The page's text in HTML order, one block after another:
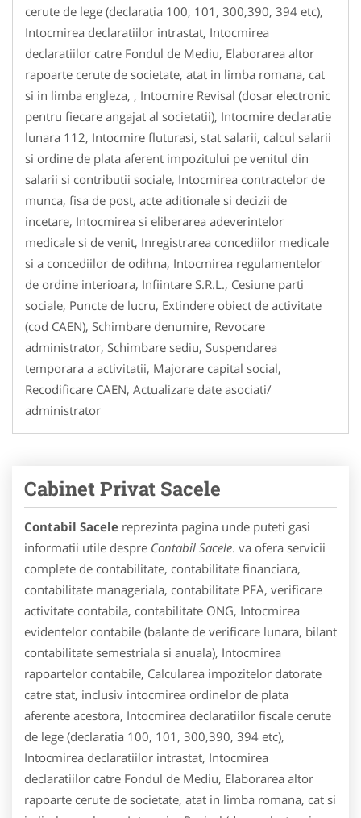
cerute de lege (declaratia 100, 101, 300,390, 394 etc),
Intocmirea declaratiilor intrastat, Intocmirea
declaratiilor catre Fondul de Mediu, Elaborarea altor
rapoarte cerute de societate, atat in limba romana, cat
si in limba engleza, , Intocmire Revisal (dosar electronic
pentru fiecare angajat al societatii), Intocmire declaratie
lunara 112, Intocmire fluturasi, stat salarii, calcul salarii
si ordine de plata aferent impozitului pe venitul din
salarii si contributii sociale, Intocmirea contractelor de
munca, fisa de post, acte aditionale si decizii de
incetare, Intocmirea si eliberarea adeverintelor
medicale si de venit, Inregistrarea concediilor medicale
si a concediilor de odihna, Intocmirea regulamentelor
de ordine interioara, Infiintare S.R.L., Cesiune parti
sociale, Puncte de lucru, Extindere obiect de activitate
(cod CAEN), Schimbare denumire, Revocare
administrator, Schimbare sediu, Suspendarea
temporara a activitatii, Majorare capital social,
Recodificare CAEN, Actualizare date asociati/
administrator
Cabinet Privat Sacele
Contabil Sacele reprezinta pagina unde puteti gasi
informatii utile despre Contabil Sacele. va ofera servicii
complete de contabilitate, contabilitate financiara,
contabilitate manageriala, contabilitate PFA, verificare
activitate contabila, contabilitate ONG, Intocmirea
evidentelor contabile (balante de verificare lunara, bilant
contabilitate semestriala si anuala), Intocmirea
rapoartelor contabile, Calcularea impozitelor datorate
catre stat, inclusiv intocmirea ordinelor de plata
aferente acestora, Intocmirea declaratiilor fiscale cerute
de lege (declaratia 100, 101, 300,390, 394 etc),
Intocmirea declaratiilor intrastat, Intocmirea
declaratiilor catre Fondul de Mediu, Elaborarea altor
rapoarte cerute de societate, atat in limba romana, cat si